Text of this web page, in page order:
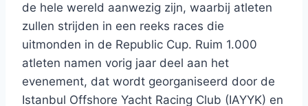
de hele wereld aanwezig zijn, waarbij atleten
zullen strijden in een reeks races die
uitmonden in de Republic Cup. Ruim 1.000
atleten namen vorig jaar deel aan het
evenement, dat wordt georganiseerd door de
Istanbul Offshore Yacht Racing Club (IAYYK) en